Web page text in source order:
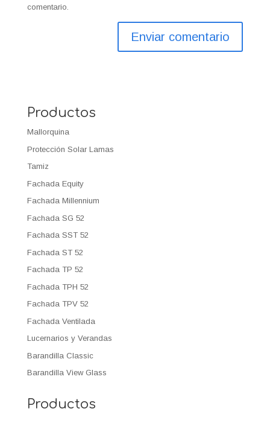
comentario.
Productos
Mallorquina
Protección Solar Lamas
Tamiz
Fachada Equity
Fachada Millennium
Fachada SG 52
Fachada SST 52
Fachada ST 52
Fachada TP 52
Fachada TPH 52
Fachada TPV 52
Fachada Ventilada
Lucernarios y Verandas
Barandilla Classic
Barandilla View Glass
Productos